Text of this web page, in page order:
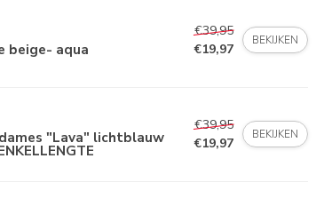
beige- aqua
€39,95
€19,97
BEKIJKEN
"Lava" lichtblauw
€39,95
€19,97
BEKIJKEN